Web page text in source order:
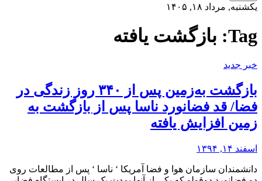
یکشنبه, مرداد ۱۸, ۱۴۰۵
Tag: بازگشت یافته
خبر جدید
بازگشت به‌زمین پس از ۳۴۰ روز زندگی در
فضا/ قد فضانورد ناسا پس از بازگشت به
زمین افزایش یافته
اسفند ۱۴, ۱۳۹۴
دانشمندان سازمان هوا و فضا آمریکا ‘ ناسا ‘ پس از مطالعات روی